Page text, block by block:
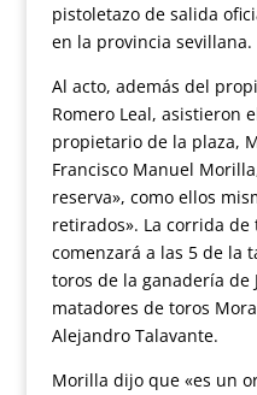
pistoletazo de salida
en la provincia sevillana.
Al acto, además del
Romero Leal, asistieron
propietario de la plaza,
Francisco Manuel
reserva», como ellos
retirados». La corrida
comenzará a las 5 de la
toros de la ganadería de
matadores de toros
Alejandro Talavante.
Morilla dijo que «es un